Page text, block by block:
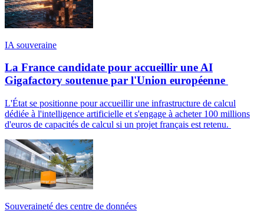
IA souveraine
La France candidate pour accueillir une AI
Gigafactory soutenue par l'Union européenne
L'État se positionne pour accueillir une infrastructure de calcul
dédiée à l'intelligence artificielle et s'engage à acheter 100 millions
d'euros de capacités de calcul si un projet français est retenu.
Souveraineté des centre de données